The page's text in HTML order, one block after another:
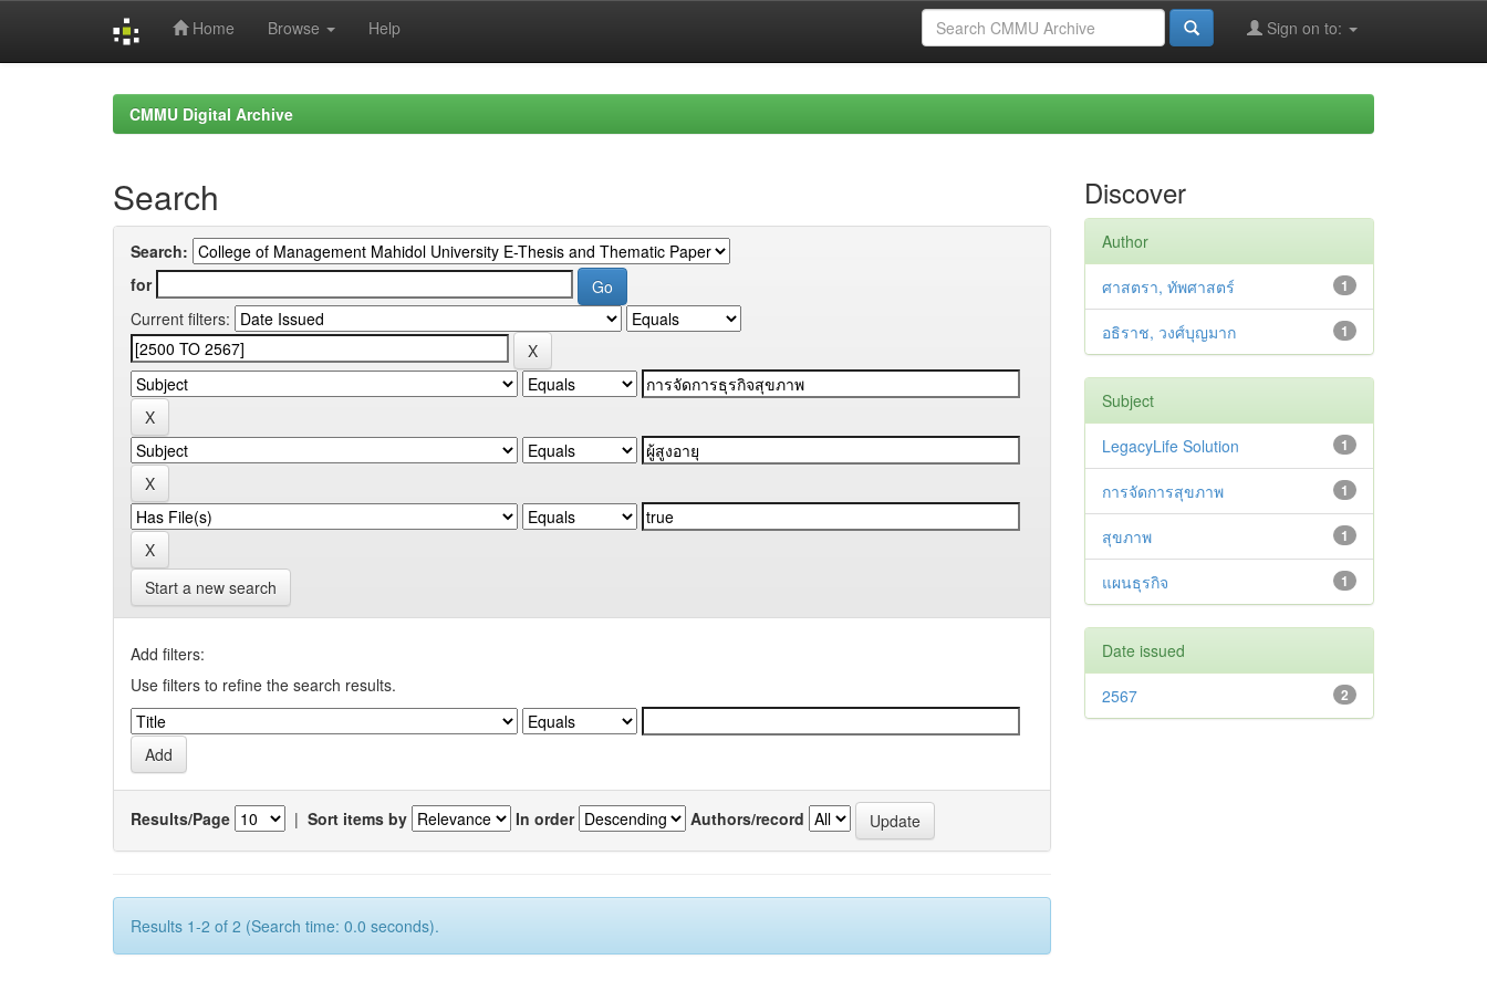
Home Browse Help Sign on to:
CMMU Digital Archive
Search
Search:
for
Current filters:
Start a new search
Add filters:
Use filters to refine the search results.
Results/Page | Sort items by In order Authors/record
Results 1-2 of 2 (Search time: 0.0 seconds).
Discover
Author
1
ศาสตรา, ทัพศาสตร์
1
อธิราช, วงศ์บุญมาก
Subject
1
LegacyLife Solution
1
การจัดการสุขภาพ
1
สุขภาพ
1
แผนธุรกิจ
Date issued
2
2567